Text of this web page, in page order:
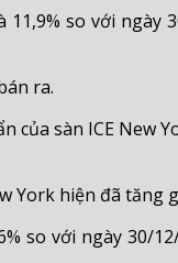
so với ngày
ra.
sàn ICE New
York hiện đã tăng
so với ngày 30/